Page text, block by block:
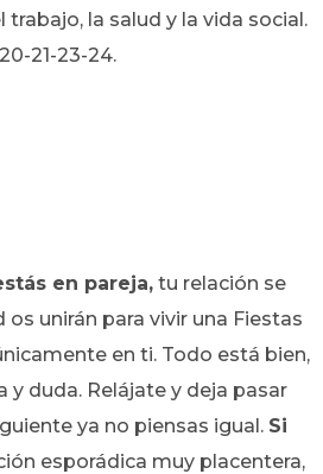
la salud y la vida social.
21-23-24.
en pareja, tu relación se
unirán para vivir una Fiestas
en ti. Todo está bien,
y duda. Relájate y deja pasar
ya no piensas igual. Si
esporádica muy placentera,